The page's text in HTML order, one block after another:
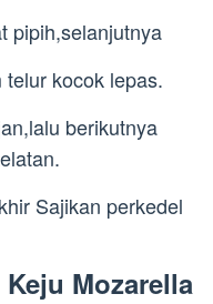
pipih,selanjutnya
kocok lepas.
berikutnya
Sajikan perkedel
Mozarella